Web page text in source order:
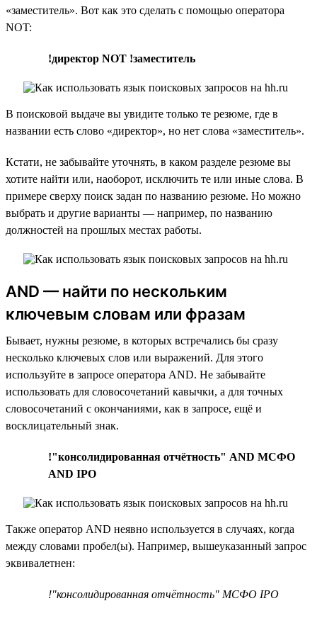
«заместитель». Вот как это сделать с помощью оператора
NOT:
!директор NOT !заместитель
В поисковой выдаче вы увидите только те резюме, где в
названии есть слово «директор», но нет слова «заместитель».
Кстати, не забывайте уточнять, в каком разделе резюме вы
хотите найти или, наоборот, исключить те или иные слова. В
примере сверху поиск задан по названию резюме. Но можно
выбрать и другие варианты — например, по названию
должностей на прошлых местах работы.
AND — найти по нескольким
ключевым словам или фразам
Бывает, нужны резюме, в которых встречались бы сразу
несколько ключевых слов или выражений. Для этого
используйте в запросе оператора AND. Не забывайте
использовать для словосочетаний кавычки, а для точных
словосочетаний с окончаниями, как в запросе, ещё и
восклицательный знак.
!"консолидированная отчётность" AND МСФО
AND IPO
Также оператор AND неявно используется в случаях, когда
между словами пробел(ы). Например, вышеуказанный запрос
эквивалетнен:
!"консолидированная отчётность" МСФО IPO